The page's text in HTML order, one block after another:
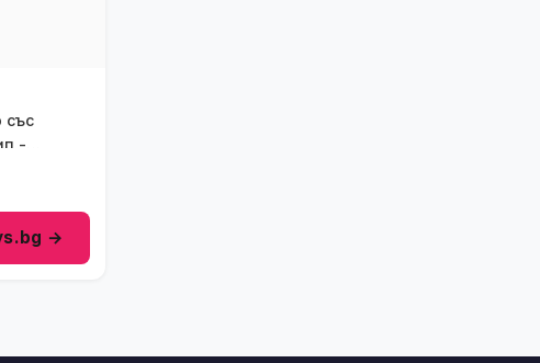
със
-
→